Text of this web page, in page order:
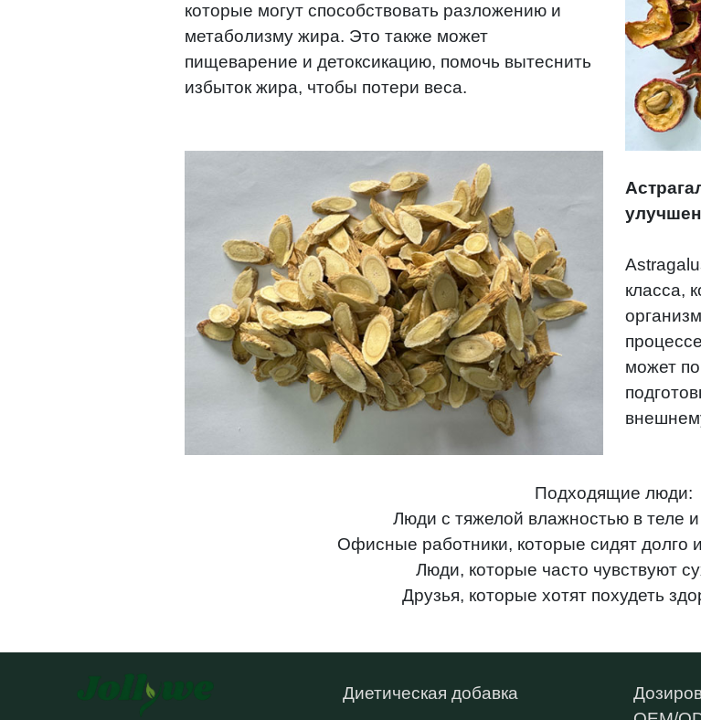
которые могут способствовать разложению и
метаболизму жира. Это также может
пищеварение и детоксикацию, помочь вытеснить
избыток жира, чтобы потери веса.
класса,
может
Подходящие люди:
Люди с тяжелой влажностью в теле и
Офисные работники, которые сидят долго
Люди, которые часто чувствуют
Друзья, которые хотят похудеть
Диетическая добавка